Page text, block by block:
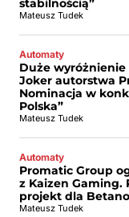
stabilnością”
Mateusz Tudek
Automaty
Duże wyróżnienie
Joker autorstwa
Nominacja w
Polska”
Mateusz Tudek
Automaty
Promatic Group
z Kaizen Gaming.
projekt dla
Mateusz Tudek